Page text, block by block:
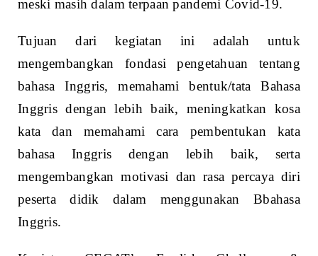
meski masih dalam terpaan pandemi Covid-19.
Tujuan dari kegiatan ini adalah untuk
mengembangkan fondasi pengetahuan tentang
bahasa Inggris, memahami bentuk/tata Bahasa
Inggris dengan lebih baik, meningkatkan kosa
kata dan memahami cara pembentukan kata
bahasa Inggris dengan lebih baik, serta
mengembangkan motivasi dan rasa percaya diri
peserta didik dalam menggunakan Bbahasa
Inggris.